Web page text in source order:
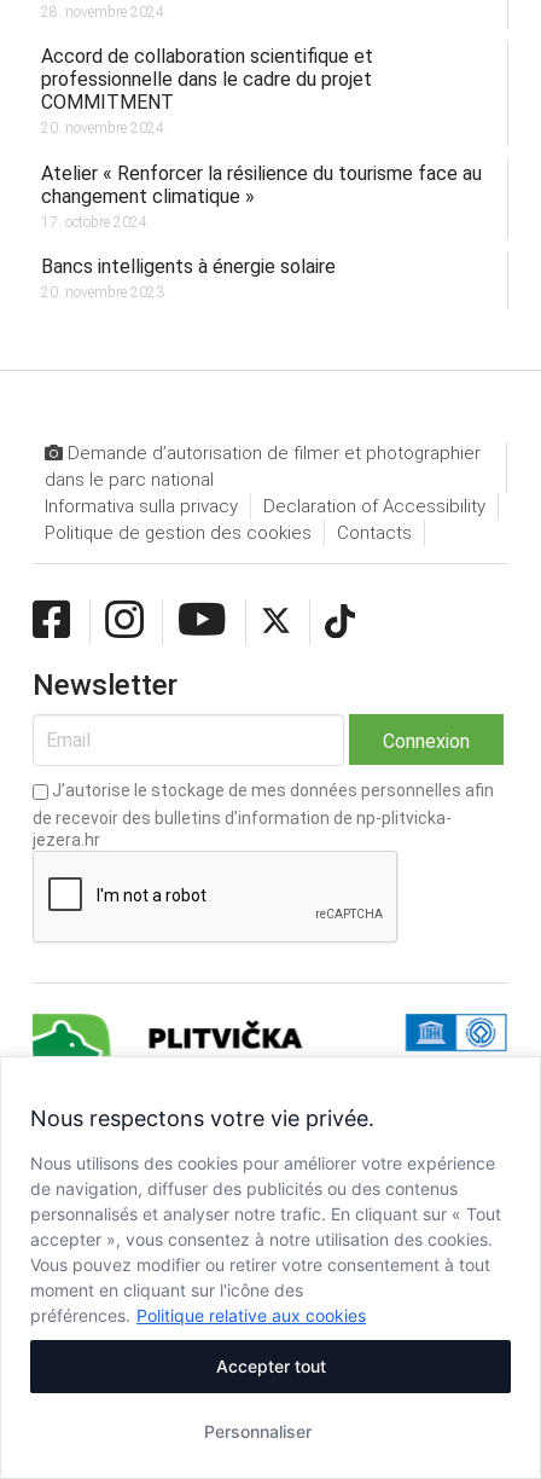
Nous respectons votre vie privée.
Nous utilisons des cookies pour améliorer votre expérience
de navigation, diffuser des publicités ou des contenus
personnalisés et analyser notre trafic. En cliquant sur « Tout
accepter », vous consentez à notre utilisation des cookies.
Vous pouvez modifier ou retirer votre consentement à tout
moment en cliquant sur l'icône des
préférences. Politique relative aux cookies
Personnaliser
Accepter tout
28. novembre 2024.
Accord de collaboration scientifique et
professionnelle dans le cadre du projet
COMMITMENT
20. novembre 2024.
Atelier « Renforcer la résilience du tourisme face au
changement climatique »
17. octobre 2024.
Bancs intelligents à énergie solaire
20. novembre 2023.
Demande d’autorisation de filmer et photographier
dans le parc national
Informativa sulla privacy
Declaration of Accessibility
Politique de gestion des cookies
Contacts
Newsletter
J’autorise le stockage de mes données personnelles afin
de recevoir des bulletins d’information de np-plitvicka-
jezera.hr
Javna ustanova Nacionalni park Plitvička jezera
Jovića 19 | HR 53231 Plitvička Jezera
tel: +385 (0)53 751 015, +385 (0)53 751 014| e-mail:info@np-
plitvicka-jezera.hr